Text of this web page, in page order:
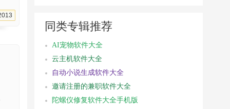
同类专辑推荐
AI宠物软件大全
云主机软件大全
自动小说生成软件大全
邀请注册的兼职软件大全
陀螺仪修复软件大全手机版